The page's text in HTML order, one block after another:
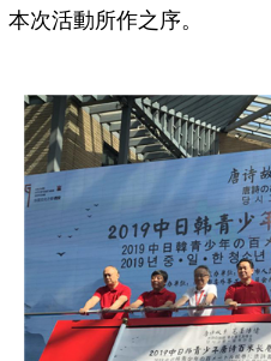
本次活動所作之序。